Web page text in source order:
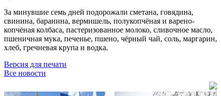
За минувшие семь дней подорожали сметана, говядина,
свинина, баранина, вермишель, полукопчёная и варено-
копчёная колбаса, пастеризованное молоко, сливочное масло,
пшеничная мука, печенье, пшено, чёрный чай, соль, маргарин,
хлеб, гречневая крупа и водка.
Версия для печати
Все новости